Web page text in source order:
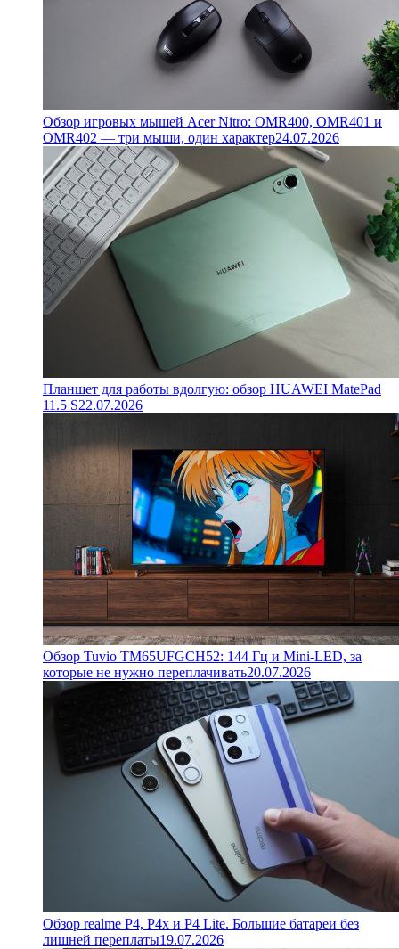
Обзор игровых мышей Acer Nitro: OMR400, OMR401 и
OMR402 — три мыши, один характер24.07.2026
Планшет для работы вдолгую: обзор HUAWEI MatePad
11.5 S22.07.2026
Обзор Tuvio TM65UFGCH52: 144 Гц и Mini-LED, за
которые не нужно переплачивать20.07.2026
Обзор realme P4, P4x и P4 Lite. Большие батареи без
лишней переплаты19.07.2026